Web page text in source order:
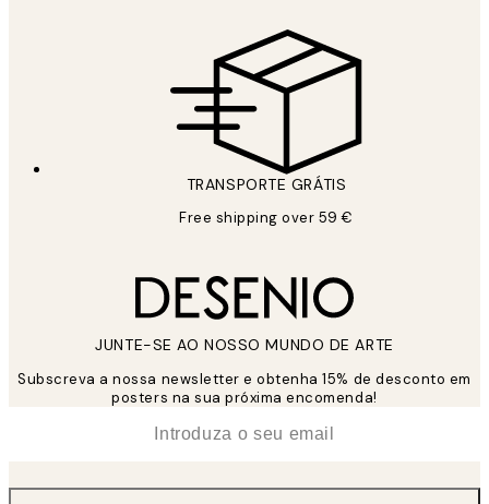
TRANSPORTE GRÁTIS
Free shipping over 59 €
JUNTE-SE AO NOSSO MUNDO DE ARTE
Subscreva a nossa newsletter e obtenha 15% de desconto em
posters na sua próxima encomenda!